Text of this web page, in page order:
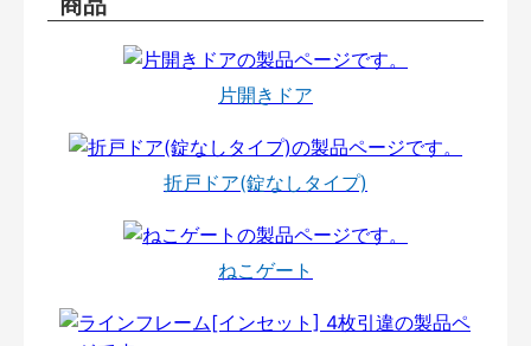
片開きドア
折戸ドア(錠なしタイプ)
ねこゲート